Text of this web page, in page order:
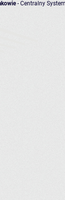
- Centralny